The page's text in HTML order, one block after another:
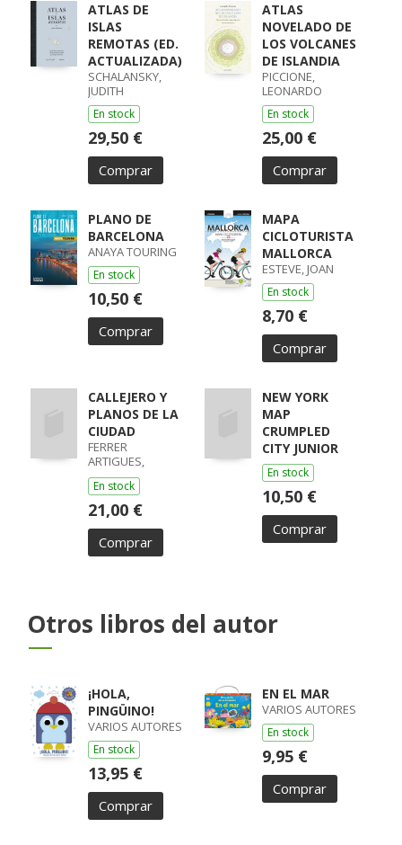
ATLAS DE
ISLAS
REMOTAS (ED.
ACTUALIZADA)
SCHALANSKY,
JUDITH
En stock
29,50 €
Comprar
ATLAS
NOVELADO DE
LOS VOLCANES
DE ISLANDIA
PICCIONE,
LEONARDO
En stock
25,00 €
Comprar
PLANO DE
BARCELONA
ANAYA TOURING
En stock
10,50 €
Comprar
MAPA
CICLOTURISTA
MALLORCA
ESTEVE, JOAN
En stock
8,70 €
Comprar
CALLEJERO Y
PLANOS DE LA
CIUDAD
FERRER
ARTIGUES,
ANDREU
En stock
21,00 €
Comprar
NEW YORK
MAP
CRUMPLED
CITY JUNIOR
En stock
10,50 €
Comprar
Otros libros del autor
¡HOLA,
PINGÜINO!
VARIOS AUTORES
En stock
13,95 €
Comprar
EN EL MAR
VARIOS AUTORES
En stock
9,95 €
Comprar